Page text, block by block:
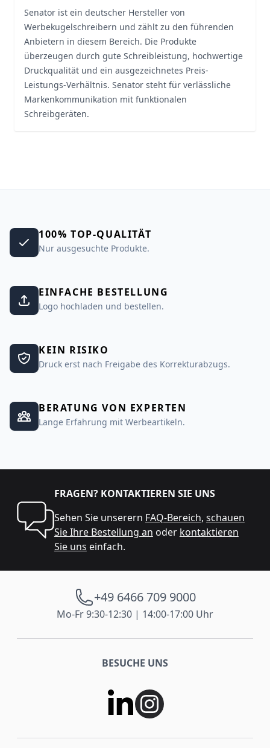
Senator ist ein deutscher Hersteller von
Werbekugelschreibern und zählt zu den führenden
Anbietern in diesem Bereich. Die Produkte
überzeugen durch gute Schreibleistung, hochwertige
Druckqualität und ein ausgezeichnetes Preis-
Leistungs-Verhältnis. Senator steht für verlässliche
Markenkommunikation mit funktionalen
Schreibgeräten.
100% TOP-QUALITÄT
Nur ausgesuchte Produkte.
EINFACHE BESTELLUNG
Logo hochladen und bestellen.
KEIN RISIKO
Druck erst nach Freigabe des Korrekturabzugs.
BERATUNG VON EXPERTEN
Lange Erfahrung mit Werbeartikeln.
FRAGEN? KONTAKTIEREN SIE UNS
Sehen Sie unserern FAQ-Bereich, schauen
Sie Ihre Bestellung an oder kontaktieren
Sie uns einfach.
+49 6466 709 9000
Mo-Fr 9:30-12:30 | 14:00-17:00 Uhr
BESUCHE UNS